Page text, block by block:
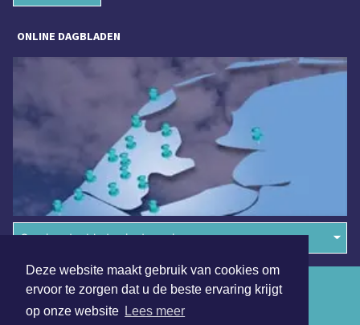
Deze website maakt gebruik van cookies om
ervoor te zorgen dat u de beste ervaring krijgt
op onze website Lees meer
ONLINE DAGBLADEN
Overige dagbladen in de regio
Algemene voorwaarden
Disclaimer